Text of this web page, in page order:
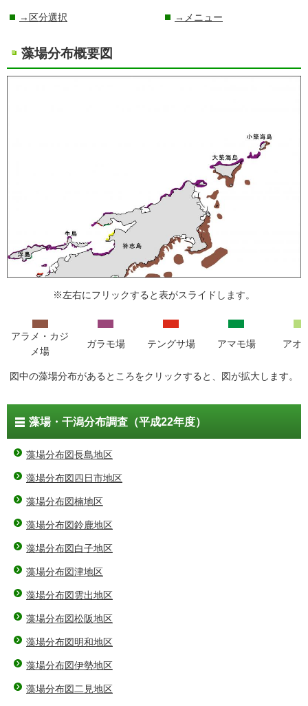
→区分選択 →メニュー
藻場分布概要図
※左右にフリックすると表がスライドします。
アラメ・カジ
メ場
ガラモ場 テングサ場 アマモ場 アオ
図中の藻場分布があるところをクリックすると、図が拡大します。
藻場・干潟分布調査（平成22年度）
藻場分布図長島地区
藻場分布図四日市地区
藻場分布図楠地区
藻場分布図鈴鹿地区
藻場分布図白子地区
藻場分布図津地区
藻場分布図雲出地区
藻場分布図松阪地区
藻場分布図明和地区
藻場分布図伊勢地区
藻場分布図二見地区